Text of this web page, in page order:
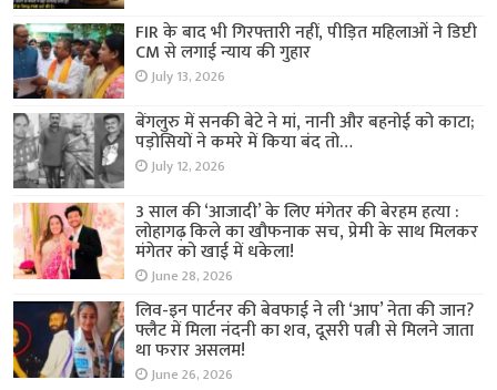
FIR के बाद भी गिरफ्तारी नहीं, पीड़ित महिलाओं ने डिप्टी
CM से लगाई न्याय की गुहार
July 13, 2026
बेंगलुरु में सनकी बेटे ने मां, नानी और बहनोई को काटा;
पड़ोसियों ने कमरे में किया बंद तो…
July 12, 2026
3 साल की ‘आजादी’ के लिए मंगेतर की बेरहम हत्या :
लोहागढ़ किले का खौफनाक सच, प्रेमी के साथ मिलकर
मंगेतर को खाई में धकेला!
June 28, 2026
लिव-इन पार्टनर की बेवफाई ने ली ‘आप’ नेता की जान?
फ्लैट में मिला नंदनी का शव, दूसरी पत्नी से मिलने जाता
था फरार असलम!
June 26, 2026